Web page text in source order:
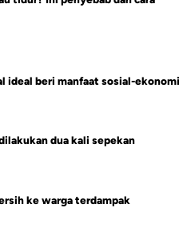
beri manfaat sosial-ekonomi
dua kali sepekan
ke warga terdampak